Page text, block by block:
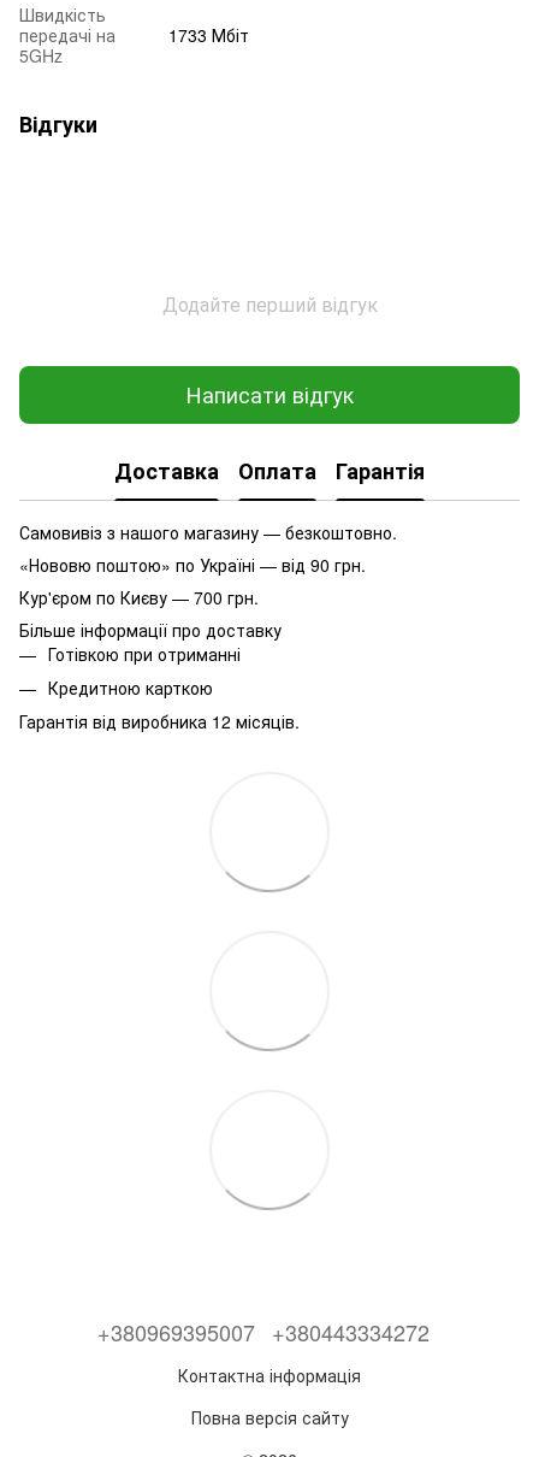
Швидкість
передачі на
5GHz
1733 Мбіт
Відгуки
Додайте перший відгук
Написати відгук
Доставка Оплата Гарантія
Самовивіз з нашого магазину — безкоштовно.
«Нововю поштою» по Україні — від 90 грн.
Кур'єром по Києву — 700 грн.
Більше інформації про доставку
Готівкою при отриманні
Кредитною карткою
Гарантія від виробника 12 місяців.
+380969395007 +380443334272
Контактна інформація
Повна версія сайту